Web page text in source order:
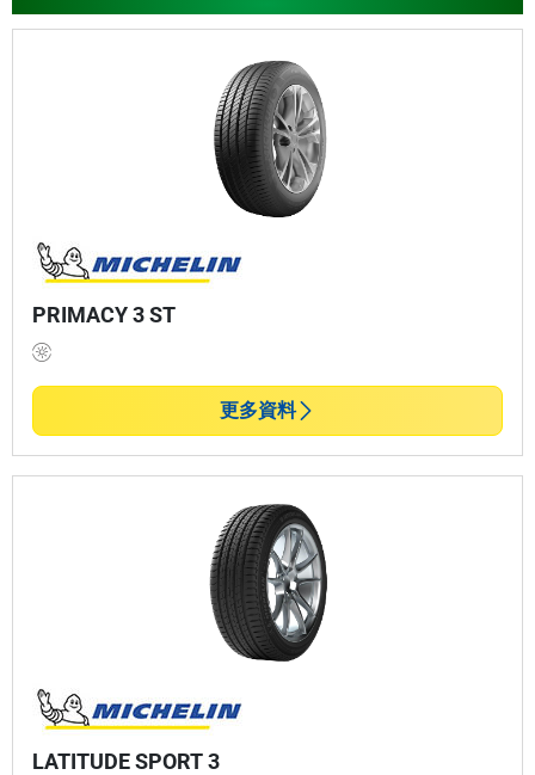
助您節省燃料成本。
： 米其林輪胎經久耐用，胎面使用壽命長，性能
： 從轎車輪胎到跑車、休旅車和卡車專用輪胎，
都能找到最適合您車輛和駕駛風格的輪胎。
訂購米其林輪胎從未如此簡單。在同一家汽車服務中
心：馳加Tyreplus 進行訂購、購買和輪胎保養。瞭解我
們遍佈全國的馳加Tyreplus 汽車服務中心為您的米其林
輪胎提供的更 多輪胎服務
PRIMACY 3 ST
更多資料
LATITUDE SPORT 3